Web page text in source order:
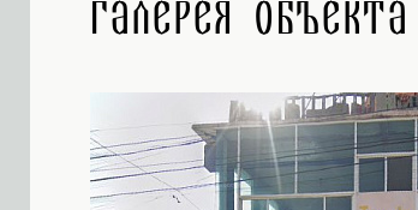
Галерея объекта